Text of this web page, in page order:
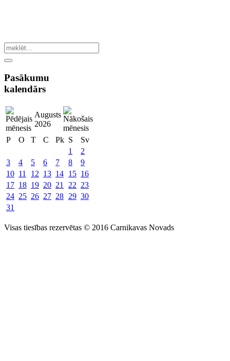
Pasākumu
kalendārs
Augusts
2026
P
O T C Pk S
Sv
1
2
3
4 5 6 7 8
9
10 11 12 13 14 15 16
17 18 19 20 21 22 23
24 25 26 27 28 29 30
31
Visas tiesības rezervētas © 2016 Carnikavas Novads